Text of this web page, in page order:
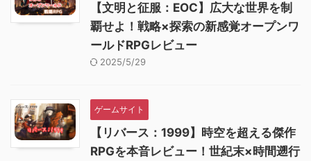
【文明と征服：EOC】広大な世界を制
覇せよ！戦略×探索の新感覚オープンワ
ールドRPGレビュー
2025/5/29
ゲームサイト
【リバース：1999】時空を超える傑作
RPGを本音レビュー！世紀末×時間遡行